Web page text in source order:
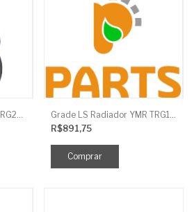
R$891,75